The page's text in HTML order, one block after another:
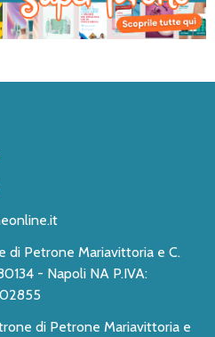
di Petrone Mariavittoria e C.
di Petrone Mariavittoria e